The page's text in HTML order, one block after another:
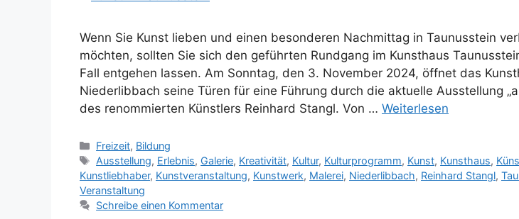
Wenn Sie Kunst lieben und einen besonderen Nachmittag in Taunusstein
möchten, sollten Sie sich den geführten Rundgang im Kunsthaus
Fall entgehen lassen. Am Sonntag, den 3. November 2024, öffnet das
Niederlibbach seine Türen für eine Führung durch die aktuelle Ausstellung
des renommierten Künstlers Reinhard Stangl. Von … Weiterlesen
Kategorien
Freizeit, Bildung
Schlagwörter
Ausstellung, Erlebnis, Galerie, Kreativität, Kultur, Kulturprogramm, Kunst, Kunsthaus,
Kunstliebhaber, Kunstveranstaltung, Kunstwerk, Malerei, Niederlibbach, Reinhard Stangl,
Veranstaltung
Schreibe einen Kommentar